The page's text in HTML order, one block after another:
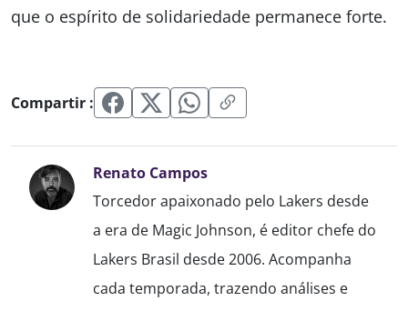
que o espírito de solidariedade permanece forte.
Compartir :
Renato Campos
Torcedor apaixonado pelo Lakers desde
a era de Magic Johnson, é editor chefe do
Lakers Brasil desde 2006. Acompanha
cada temporada, trazendo análises e